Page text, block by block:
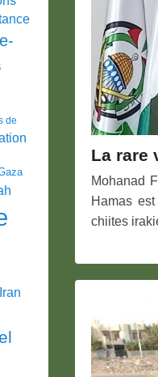
La rare
Mohanad
Hamas
chiites
de
Iran